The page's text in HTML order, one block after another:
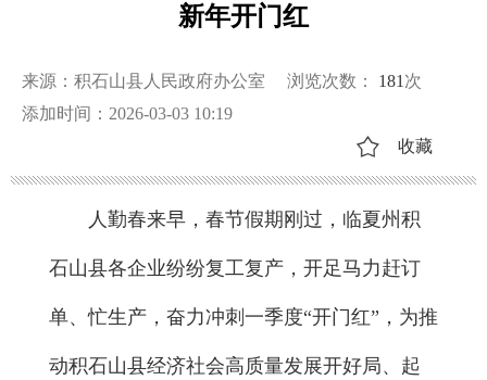
新年开门红
来源：积石山县人民政府办公室 浏览次数： 181 次
添加时间：2026-03-03 10:19
收藏
人勤春来早，春节假期刚过，临夏州积
石山县各企业纷纷复工复产，开足马力赶订
单、忙生产，奋力冲刺一季度“开门红”，为推
动积石山县经济社会高质量发展开好局、起